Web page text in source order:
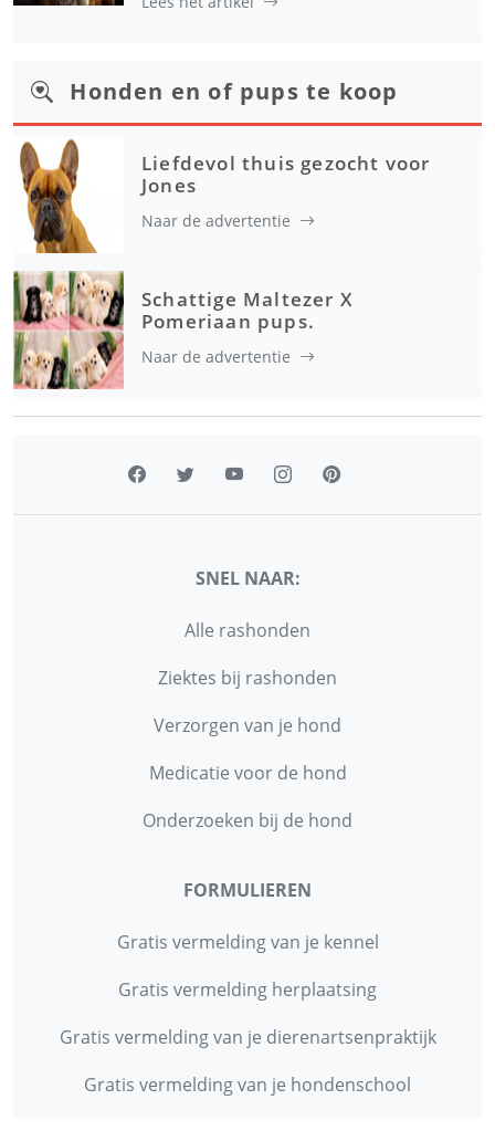
Honden en of pups te koop
Liefdevol thuis gezocht voor
Jones
Naar de advertentie
Schattige Maltezer X
Pomeriaan pups.
Naar de advertentie
SNEL NAAR:
Alle rashonden
Ziektes bij rashonden
Verzorgen van je hond
Medicatie voor de hond
Onderzoeken bij de hond
FORMULIEREN
Gratis vermelding van je kennel
Gratis vermelding herplaatsing
Gratis vermelding van je dierenartsenpraktijk
Gratis vermelding van je hondenschool